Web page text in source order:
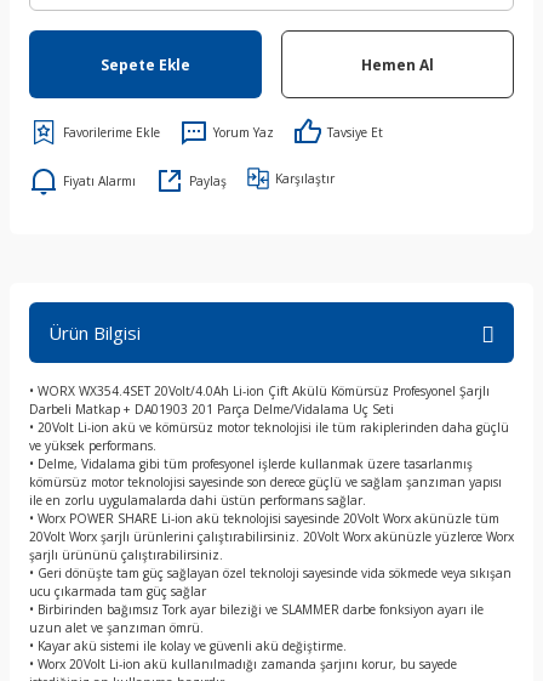
Sepete Ekle Hemen Al
Yorum Yaz Tavsiye Et
Fiyatı Alarmı Paylaş Karşılaştır
Ürün Bilgisi
• WORX WX354.4SET 20Volt/4.0Ah Li-ion Çift Akülü Kömürsüz Profesyonel Şarjlı
Darbeli Matkap + DA01903 201 Parça Delme/Vidalama Uç Seti
• 20Volt Li-ion akü ve kömürsüz motor teknolojisi ile tüm rakiplerinden daha güçlü
ve yüksek performans.
• Delme, Vidalama gibi tüm profesyonel işlerde kullanmak üzere tasarlanmış
kömürsüz motor teknolojisi sayesinde son derece güçlü ve sağlam şanzıman yapısı
ile en zorlu uygulamalarda dahi üstün performans sağlar.
• Worx POWER SHARE Li-ion akü teknolojisi sayesinde 20Volt Worx akünüzle tüm
20Volt Worx şarjlı ürünlerini çalıştırabilirsiniz. 20Volt Worx akünüzle yüzlerce Worx
şarjlı ürününü çalıştırabilirsiniz.
• Geri dönüşte tam güç sağlayan özel teknoloji sayesinde vida sökmede veya sıkışan
ucu çıkarmada tam güç sağlar
• Birbirinden bağımsız Tork ayar bileziği ve SLAMMER darbe fonksiyon ayarı ile
uzun alet ve şanzıman ömrü.
• Kayar akü sistemi ile kolay ve güvenli akü değiştirme.
• Worx 20Volt Li-ion akü kullanılmadığı zamanda şarjını korur, bu sayede